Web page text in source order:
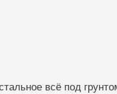
всё под